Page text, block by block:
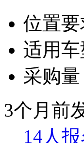
位置要
适用车
采购量
3个月前
14人报